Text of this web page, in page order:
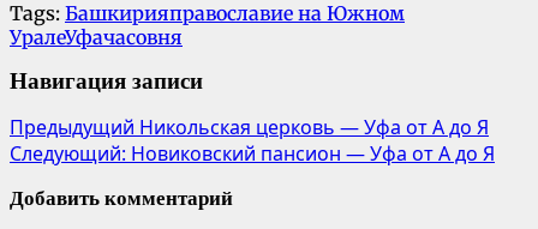
Tags: Башкирияправославие на Южном
УралеУфачасовня
Навигация записи
Предыдущий Никольская церковь — Уфа от А до Я
Следующий: Новиковский пансион — Уфа от А до Я
Добавить комментарий